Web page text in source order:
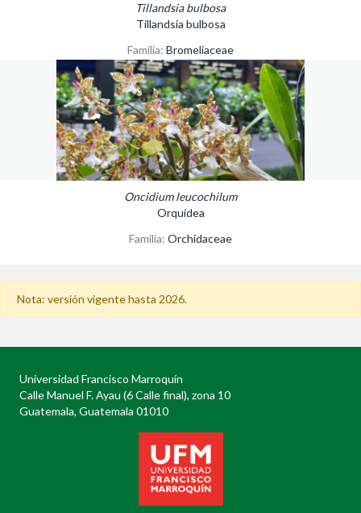
Tillandsia bulbosa
Tillandsia bulbosa
Familia: Bromeliaceae
Oncidium leucochilum
Orquídea
Familia: Orchidaceae
Nota: versión vigente hasta 2026.
Universidad Francisco Marroquín
Calle Manuel F. Ayau (6 Calle final), zona 10
Guatemala, Guatemala 01010